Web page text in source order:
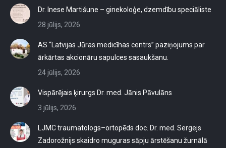
Dr. Inese Martišune – ginekoloģe, dzemdību speciāliste
28 jūlijs, 2026
AS “Latvijas Jūras medicīnas centrs” paziņojums par
ārkārtas akcionāru sapulces sasaukšanu.
24 jūlijs, 2026
Vispārējais ķirurgs Dr. med. Jānis Pāvulāns
3 jūlijs, 2026
LJMC traumatologs–ortopēds doc. Dr. med. Sergejs
Zadorožnijs skaidro muguras sāpju ārstēšanu žurnālā